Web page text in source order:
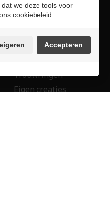
Producten
Uurwerken
Trouwringen
Eigen creaties
dat we deze tools voor
cookiebeleid.
Accepteren